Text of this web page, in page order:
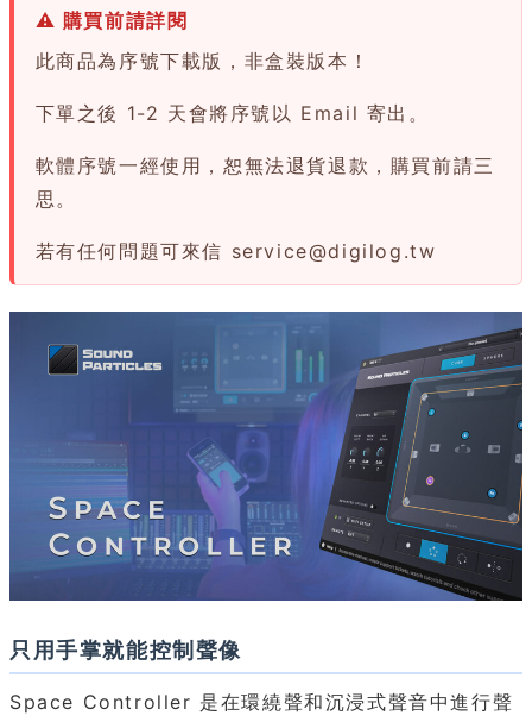
⚠ 購買前請詳閱
此商品為序號下載版，非盒裝版本！
下單之後 1-2 天會將序號以 Email 寄出。
軟體序號一經使用，恕無法退貨退款，購買前請三
思。
若有任何問題可來信 service@digilog.tw
只用手掌就能控制聲像
Space Controller 是在環繞聲和沉浸式聲音中進行聲